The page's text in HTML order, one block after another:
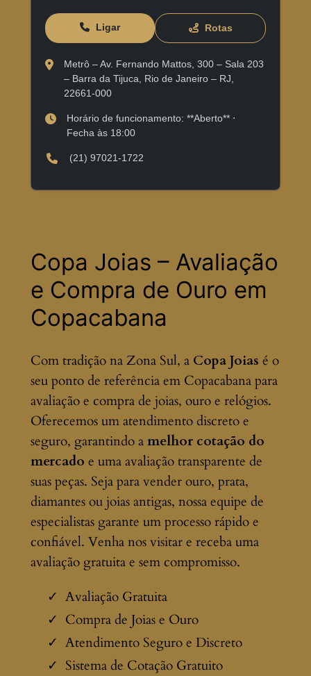
Ligar Rotas
Metrô – Av. Fernando Mattos, 300 – Sala 203
– Barra da Tijuca, Rio de Janeiro – RJ,
22661-000
Horário de funcionamento: **Aberto** ⋅
Fecha às 18:00
(21) 97021-1722
Copa Joias – Avaliação
e Compra de Ouro em
Copacabana
Com tradição na Zona Sul, a Copa Joias é o
seu ponto de referência em Copacabana para
avaliação e compra de joias, ouro e relógios.
Oferecemos um atendimento discreto e
seguro, garantindo amelhor cotação do
mercado e uma avaliação transparente de
suas peças. Seja para vender ouro, prata,
diamantes ou joias antigas, nossa equipe de
especialistas garante um processo rápido e
confiável. Venha nos visitar e receba uma
avaliação gratuita e sem compromisso.
Avaliação Gratuita
Compra de Joias e Ouro
Atendimento Seguro e Discreto
Sistema de Cotação Gratuito